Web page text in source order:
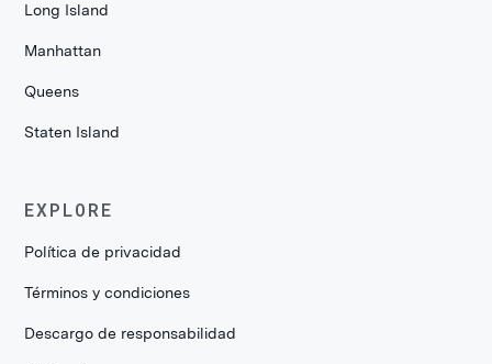
Long Island
Manhattan
Queens
Staten Island
EXPLORE
Política de privacidad
Términos y condiciones
Descargo de responsabilidad